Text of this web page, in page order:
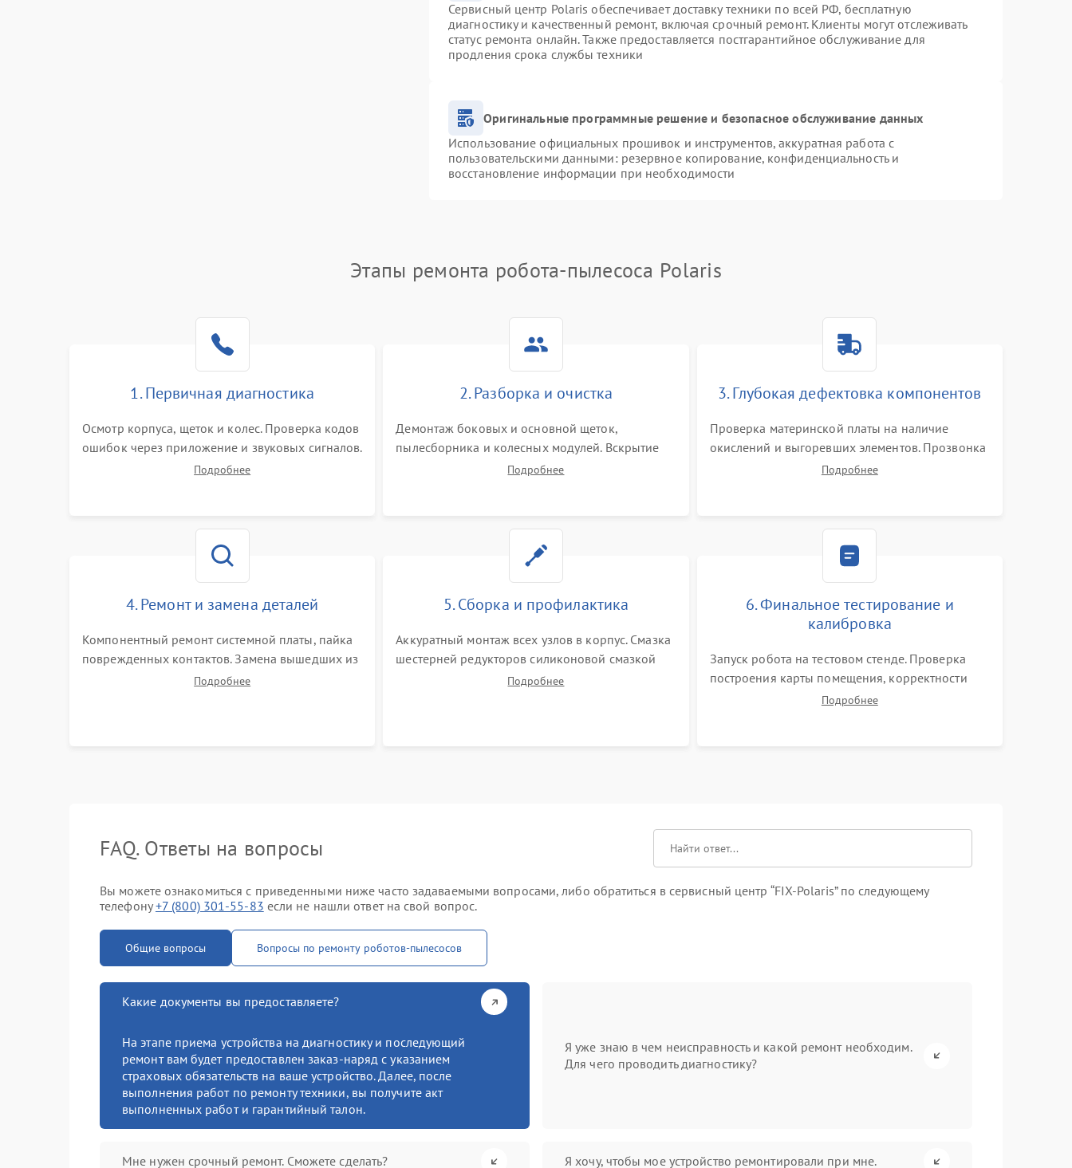
Сервисный центр Polaris обеспечивает доставку техники по всей РФ, бесплатную
диагностику и качественный ремонт, включая срочный ремонт. Клиенты могут отслеживать
статус ремонта онлайн. Также предоставляется постгарантийное обслуживание для
продления срока службы техники
Оригинальные программные решение и безопасное обслуживание данных
Использование официальных прошивок и инструментов, аккуратная работа с
пользовательскими данными: резервное копирование, конфиденциальность и
восстановление информации при необходимости
Этапы ремонта робота-пылесоса Polaris
1. Первичная диагностика
Осмотр корпуса, щеток и колес. Проверка кодов
ошибок через приложение и звуковых сигналов.
Замер емкости аккумулятора и тестирование
Подробнее
2. Разборка и очистка
Демонтаж боковых и основной щеток,
пылесборника и колесных модулей. Вскрытие
корпуса робота. Тщательная очистка внутренних
Подробнее
3. Глубокая дефектовка компонентов
Проверка материнской платы на наличие
окислений и выгоревших элементов. Прозвонка
цепей питания, тестирование приводных
Подробнее
4. Ремонт и замена деталей
Компонентный ремонт системной платы, пайка
поврежденных контактов. Замена вышедших из
строя двигателей, изношенного аккумулятора,
Подробнее
5. Сборка и профилактика
Аккуратный монтаж всех узлов в корпус. Смазка
шестерней редукторов силиконовой смазкой
для снижения шума. Установка новых
Подробнее
6. Финальное тестирование и
калибровка
Запуск робота на тестовом стенде. Проверка
построения карты помещения, корректности
навигации и обхода препятствий. Оценка силы
Подробнее
FAQ. Ответы на вопросы
Вы можете ознакомиться с приведенными ниже часто задаваемыми вопросами, либо обратиться в сервисный центр “FIX-Polaris” по следующему
телефону+7 (800) 301-55-83 если не нашли ответ на свой вопрос.
Общие вопросы Вопросы по ремонту роботов-пылесосов
Какие документы вы предоставляете?
На этапе приема устройства на диагностику и последующий
ремонт вам будет предоставлен заказ-наряд с указанием
страховых обязательств на ваше устройство. Далее, после
выполнения работ по ремонту техники, вы получите акт
выполненных работ и гарантийный талон.
Я уже знаю в чем неисправность и какой ремонт необходим.
Для чего проводить диагностику?
Мне нужен срочный ремонт. Сможете сделать? Я хочу, чтобы мое устройство ремонтировали при мне.